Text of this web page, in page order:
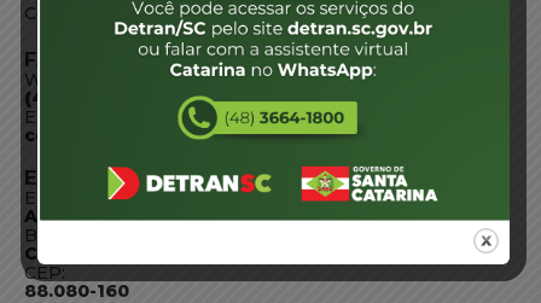
Conheça SC
FALE CONOSCO
WhatsApp:
(48) 3664-1800
E-mail:
centraldeinformacoes@detran.sc.gov.br
ENDEREÇO
Endereço:
Av. Almirante Tamandaré - 480
Bairro:
Coqueiros, Florianópolis SC
CEP:
88.080-160